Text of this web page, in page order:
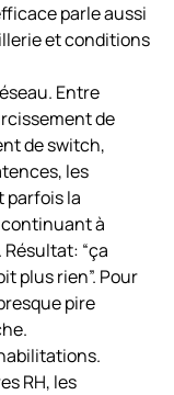
parle aussi
et conditions
Entre
de
de switch,
les
parfois la
à
“ça
plus rien”. Pour
pire
RH, les